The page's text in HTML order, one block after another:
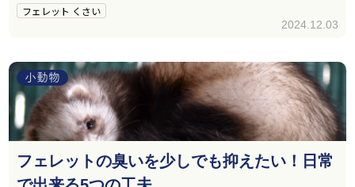
フェレット くさい
2024.12.03
小動物
フェレットの臭いを少しでも抑えたい！日常